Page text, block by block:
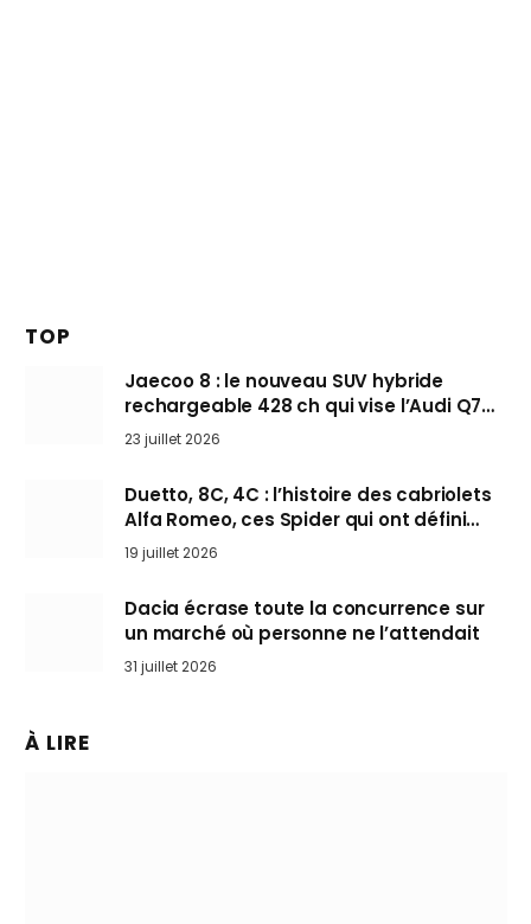
TOP
Jaecoo 8 : le nouveau SUV hybride
rechargeable 428 ch qui vise l’Audi Q7
arrive en Europe cet automne
23 juillet 2026
Duetto, 8C, 4C : l’histoire des cabriolets
Alfa Romeo, ces Spider qui ont défini
l’art de rouler cheveux au vent
19 juillet 2026
Dacia écrase toute la concurrence sur
un marché où personne ne l’attendait
31 juillet 2026
À LIRE